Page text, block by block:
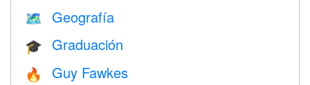
🗺 Geografía
🎓 Graduación
🔥 Guy Fawkes